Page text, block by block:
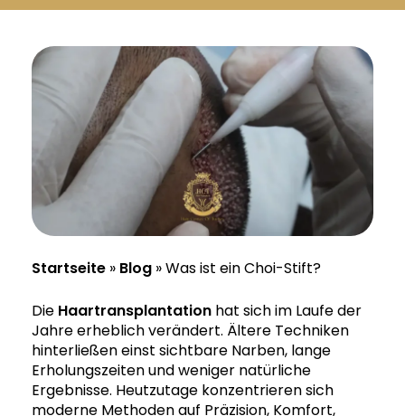
Svenska
Startseite » Blog »Was ist ein Choi-Stift?
Die Haartransplantation hat sich im Laufe der
Jahre erheblich verändert. Ältere Techniken
hinterließen einst sichtbare Narben, lange
Erholungszeiten und weniger natürliche
Ergebnisse. Heutzutage konzentrieren sich
moderne Methoden auf Präzision, Komfort,